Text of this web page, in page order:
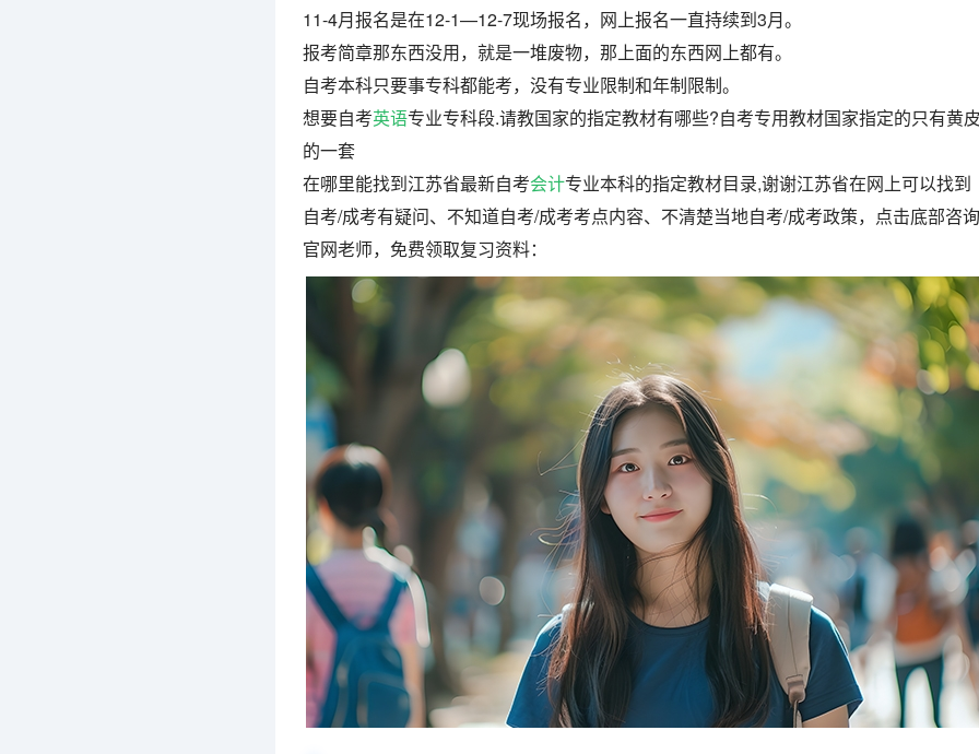
11-4月报名是在12-1—12-7现场报名，网上报名一直持续到3月。
报考简章那东西没用，就是一堆废物，那上面的东西网上都有。
自考本科只要事专科都能考，没有专业限制和年制限制。
想要自考英语专业专科段.请教国家的指定教材有哪些?自考专用教材国家指定的只有黄
的一套
在哪里能找到江苏省最新自考会计专业本科的指定教材目录,谢谢江苏省在网上可以找到
自考/成考有疑问、不知道自考/成考考点内容、不清楚当地自考/成考政策，点击底部咨询
官网老师，免费领取复习资料：